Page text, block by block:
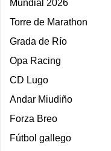
Mundial 2026
Torre de Marathon
Grada de Río
Opa Racing
CD Lugo
Andar Miudiño
Forza Breo
Fútbol gallego